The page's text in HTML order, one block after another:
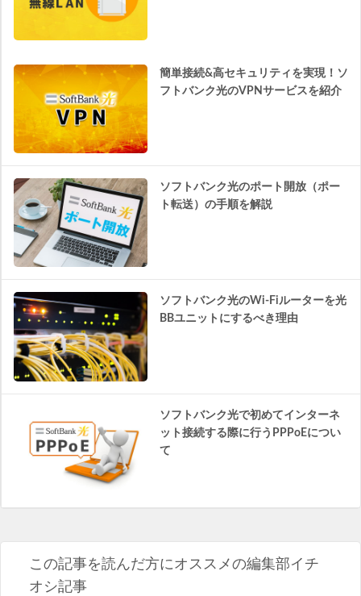
簡単接続&高セキュリティを実現！ソ
フトバンク光のVPNサービスを紹介
ソフトバンク光のポート開放（ポー
ト転送）の手順を解説
ソフトバンク光のWi-Fiルーターを光
BBユニットにするべき理由
ソフトバンク光で初めてインターネ
ット接続する際に行うPPPoEについ
て
この記事を読んだ方にオススメの編集部イチ
オシ記事